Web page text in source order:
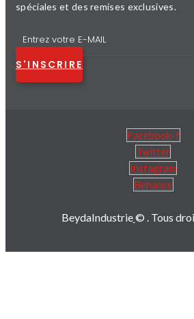
spéciales et des remises exclusives.
S'INSCRIRE
Facebook-f
Twitter
Instagram
Behance
BeydaIndustrie© . Tous